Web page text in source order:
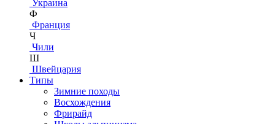
Украина
Ф
Франция
Ч
Чили
Ш
Швейцария
Типы
Зимние походы
Восхождения
Фрирайд